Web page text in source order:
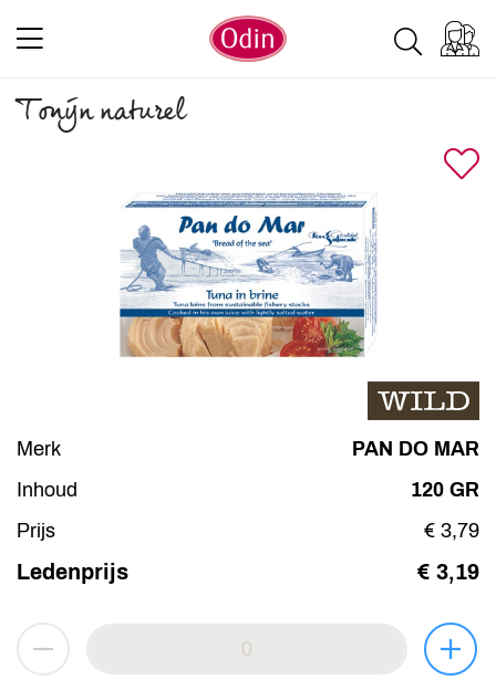
Tonijn naturel
Merk
PAN DO MAR
Inhoud
120 GR
Prijs
€ 3,79
Ledenprijs € 3,19